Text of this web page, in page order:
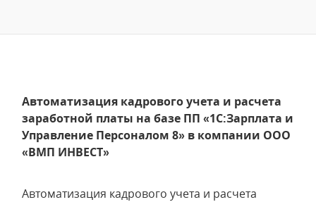
Автоматизация кадрового учета и расчета
заработной платы на базе ПП «1С:Зарплата и
Управление Персоналом 8» в компании ООО
«ВМП ИНВЕСТ»
Автоматизация кадрового учета и расчета